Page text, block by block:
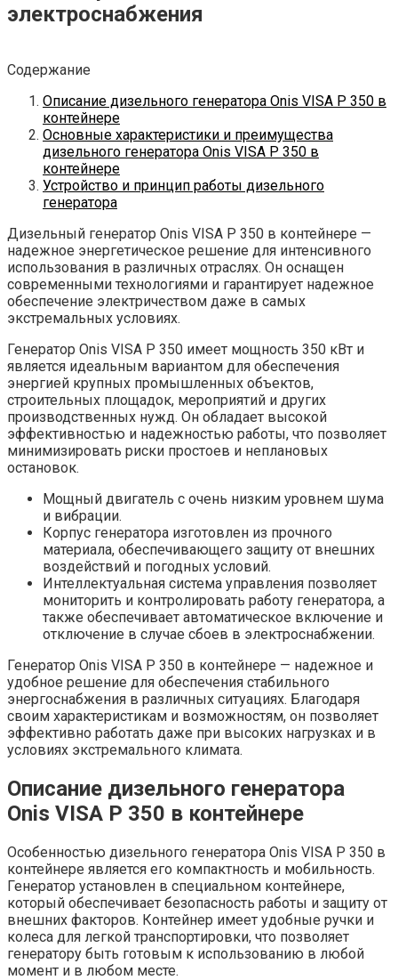
электроснабжения
Содержание
Описание дизельного генератора Onis VISA P 350 в
контейнере
Основные характеристики и преимущества
дизельного генератора Onis VISA P 350 в
контейнере
Устройство и принцип работы дизельного
генератора
Дизельный генератор Onis VISA P 350 в контейнере —
надежное энергетическое решение для интенсивного
использования в различных отраслях. Он оснащен
современными технологиями и гарантирует надежное
обеспечение электричеством даже в самых
экстремальных условиях.
Генератор Onis VISA P 350 имеет мощность 350 кВт и
является идеальным вариантом для обеспечения
энергией крупных промышленных объектов,
строительных площадок, мероприятий и других
производственных нужд. Он обладает высокой
эффективностью и надежностью работы, что позволяет
минимизировать риски простоев и неплановых
остановок.
Мощный двигатель с очень низким уровнем шума
и вибрации.
Корпус генератора изготовлен из прочного
материала, обеспечивающего защиту от внешних
воздействий и погодных условий.
Интеллектуальная система управления позволяет
мониторить и контролировать работу генератора, а
также обеспечивает автоматическое включение и
отключение в случае сбоев в электроснабжении.
Генератор Onis VISA P 350 в контейнере — надежное и
удобное решение для обеспечения стабильного
энергоснабжения в различных ситуациях. Благодаря
своим характеристикам и возможностям, он позволяет
эффективно работать даже при высоких нагрузках и в
условиях экстремального климата.
Описание дизельного генератора
Onis VISA P 350 в контейнере
Особенностью дизельного генератора Onis VISA P 350 в
контейнере является его компактность и мобильность.
Генератор установлен в специальном контейнере,
который обеспечивает безопасность работы и защиту от
внешних факторов. Контейнер имеет удобные ручки и
колеса для легкой транспортировки, что позволяет
генератору быть готовым к использованию в любой
момент и в любом месте.